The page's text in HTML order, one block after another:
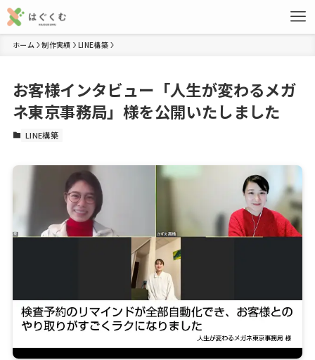
ホーム 制作実績 LINE構築
お客様インタビュー「人生が変わるメガ
ネ東京事務局」様を公開いたしました
LINE構築